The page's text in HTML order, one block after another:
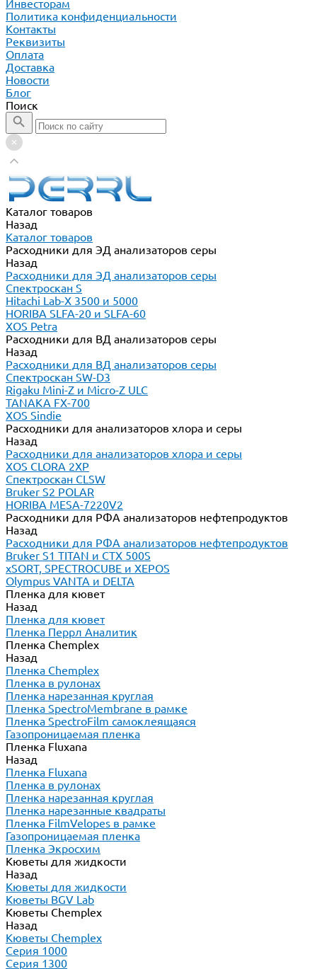
Инвесторам
Политика конфиденциальности
Контакты
Реквизиты
Оплата
Доставка
Новости
Блог
Поиск
Каталог товаров
Назад
Каталог товаров
Расходники для ЭД анализаторов серы
Назад
Расходники для ЭД анализаторов серы
Спектроскан S
Hitachi Lab-X 3500 и 5000
HORIBA SLFA-20 и SLFA-60
XOS Petra
Расходники для ВД анализаторов серы
Назад
Расходники для ВД анализаторов серы
Спектроскан SW-D3
Rigaku Mini-Z и Micro-Z ULC
TANAKA FX-700
XOS Sindie
Расходники для анализаторов хлора и серы
Назад
Расходники для анализаторов хлора и серы
XOS CLORA 2XP
Спектроскан CLSW
Bruker S2 POLAR
HORIBA MESA-7220V2
Расходники для РФА анализаторов нефтепродуктов
Назад
Расходники для РФА анализаторов нефтепродуктов
Bruker S1 TITAN и CTX 500S
xSORT, SPECTROCUBE и XEPOS
Olympus VANTA и DELTA
Пленка для кювет
Назад
Пленка для кювет
Пленка Перрл Аналитик
Пленка Chemplex
Назад
Пленка Chemplex
Пленка в рулонах
Пленка нарезанная круглая
Пленка SpectroMembrane в рамке
Пленка SpectroFilm самоклеящаяся
Газопроницаемая пленка
Пленка Fluxana
Назад
Пленка Fluxana
Пленка в рулонах
Пленка нарезанная круглая
Пленка нарезанные квадраты
Пленка FilmVelopes в рамке
Газопроницаемая пленка
Пленка Экросхим
Кюветы для жидкости
Назад
Кюветы для жидкости
Кюветы BGV Lab
Кюветы Chemplex
Назад
Кюветы Chemplex
Серия 1000
Серия 1300